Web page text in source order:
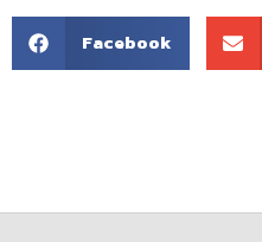
Facebook